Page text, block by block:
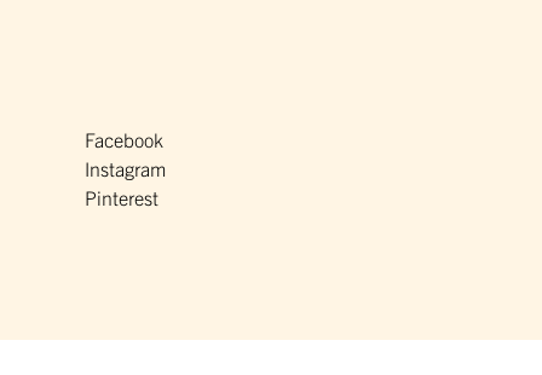
Facebook
Instagram
Pinterest